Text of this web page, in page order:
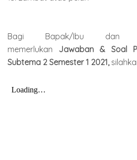
Bagi Bapak/Ibu dan
memerlukan Jawaban & Soal
Subtema 2 Semester 1 2021,